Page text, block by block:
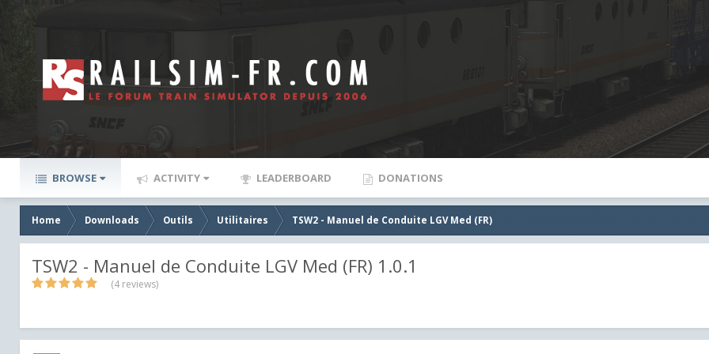
BROWSE ACTIVITY LEADERBOARD DONATIONS
Home Downloads Outils Utilitaires TSW2 - Manuel de Conduite LGV Med (FR)
TSW2 - Manuel de Conduite LGV Med (FR) 1.0.1
(4 reviews)